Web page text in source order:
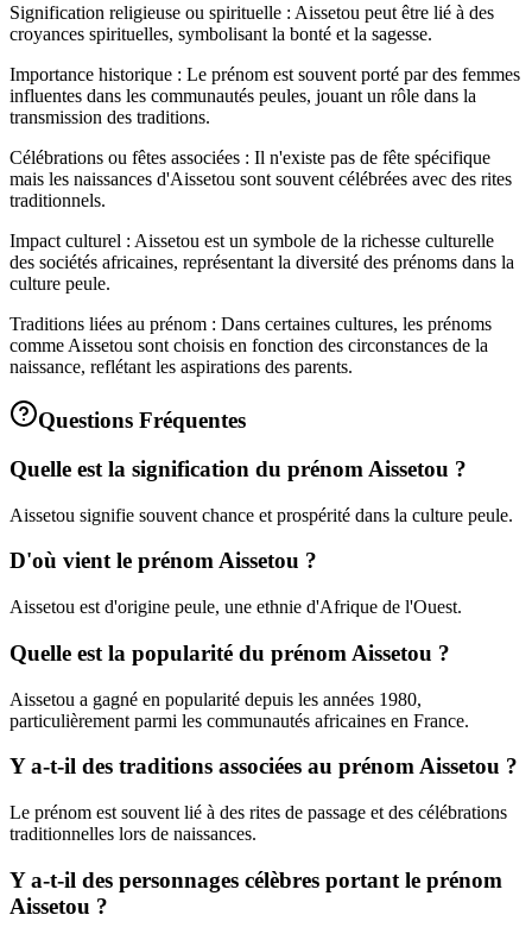
Signification religieuse ou spirituelle : Aissetou peut être lié à des
croyances spirituelles, symbolisant la bonté et la sagesse.
Importance historique : Le prénom est souvent porté par des femmes
influentes dans les communautés peules, jouant un rôle dans la
transmission des traditions.
Célébrations ou fêtes associées : Il n'existe pas de fête spécifique
mais les naissances d'Aissetou sont souvent célébrées avec des rites
traditionnels.
Impact culturel : Aissetou est un symbole de la richesse culturelle
des sociétés africaines, représentant la diversité des prénoms dans la
culture peule.
Traditions liées au prénom : Dans certaines cultures, les prénoms
comme Aissetou sont choisis en fonction des circonstances de la
naissance, reflétant les aspirations des parents.
Questions Fréquentes
Quelle est la signification du prénom Aissetou ?
Aissetou signifie souvent chance et prospérité dans la culture peule.
D'où vient le prénom Aissetou ?
Aissetou est d'origine peule, une ethnie d'Afrique de l'Ouest.
Quelle est la popularité du prénom Aissetou ?
Aissetou a gagné en popularité depuis les années 1980,
particulièrement parmi les communautés africaines en France.
Y a-t-il des traditions associées au prénom Aissetou ?
Le prénom est souvent lié à des rites de passage et des célébrations
traditionnelles lors de naissances.
Y a-t-il des personnages célèbres portant le prénom
Aissetou ?